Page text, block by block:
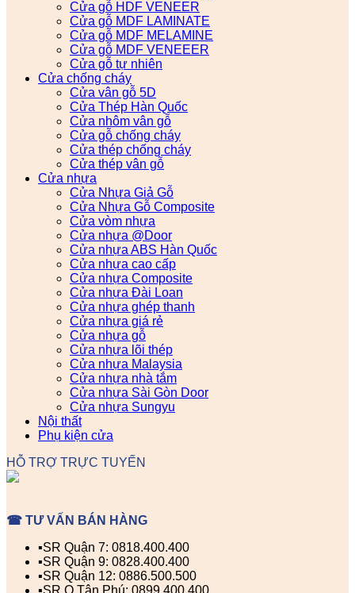
Cửa gỗ HDF VENEER
Cửa gỗ MDF LAMINATE
Cửa gỗ MDF MELAMINE
Cửa gỗ MDF VENEEER
Cửa gỗ tự nhiên
Cửa chống cháy
Cửa vân gỗ 5D
Cửa Thép Hàn Quốc
Cửa nhôm vân gỗ
Cửa gỗ chống cháy
Cửa thép chống cháy
Cửa thép vân gỗ
Cửa nhựa
Cửa Nhựa Giả Gỗ
Cửa Nhựa Gỗ Composite
Cửa vòm nhựa
Cửa nhựa @Door
Cửa nhựa ABS Hàn Quốc
Cửa nhựa cao cấp
Cửa nhựa Composite
Cửa nhựa Đài Loan
Cửa nhựa ghép thanh
Cửa nhựa giá rẻ
Cửa nhựa gỗ
Cửa nhựa lõi thép
Cửa nhựa Malaysia
Cửa nhựa nhà tắm
Cửa nhựa Sài Gòn Door
Cửa nhựa Sungyu
Nội thất
Phụ kiện cửa
HỖ TRỢ TRỰC TUYẾN
☎ TƯ VẤN BÁN HÀNG
▪️SR Quận 7: 0818.400.400
▪️SR Quận 9: 0828.400.400
▪️SR Quận 12: 0886.500.500
▪️SR Q.Tân Phú: 0899.400.400